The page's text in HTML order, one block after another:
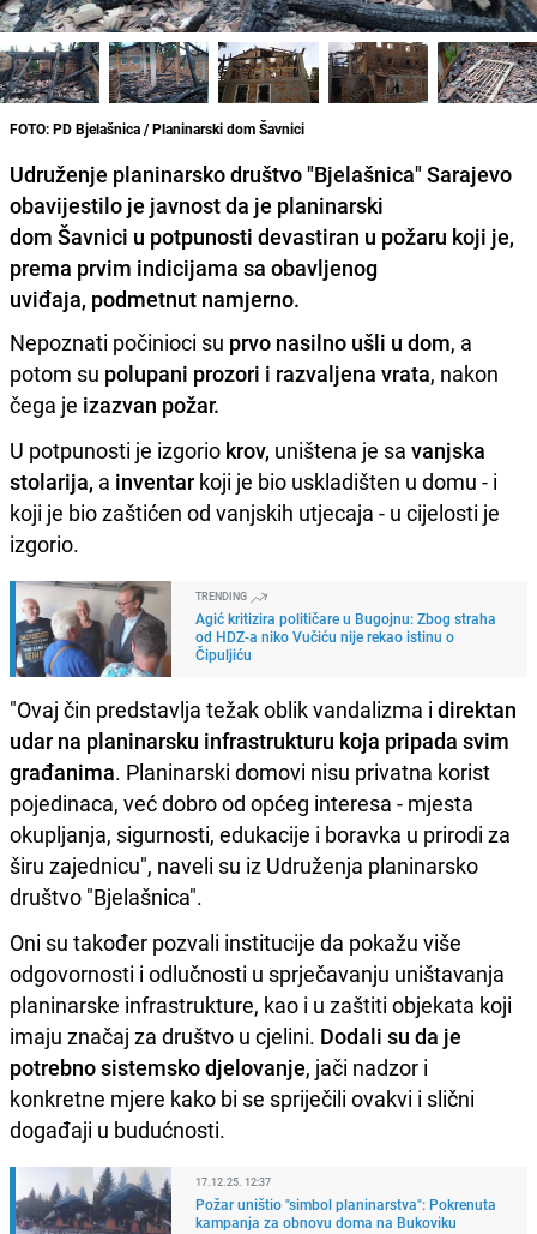
FOTO: PD Bjelašnica / Planinarski dom Šavnici
Udruženje planinarsko društvo "Bjelašnica" Sarajevo
obavijestilo je javnost da je planinarski
dom Šavnici u potpunosti devastiran u požaru koji je,
prema prvim indicijama sa obavljenog
uviđaja, podmetnut namjerno.
Nepoznati počinioci su prvo nasilno ušli u dom, a
potom su polupani prozori i razvaljena vrata, nakon
čega je izazvan požar.
U potpunosti je izgorio krov, uništena je sa vanjska
stolarija, a inventar koji je bio uskladišten u domu - i
koji je bio zaštićen od vanjskih utjecaja - u cijelosti je
izgorio.
TRENDING
Agić kritizira političare u Bugojnu: Zbog straha
od HDZ-a niko Vučiću nije rekao istinu o
Čipuljiću
"Ovaj čin predstavlja težak oblik vandalizma i direktan
udar na planinarsku infrastrukturu koja pripada svim
građanima. Planinarski domovi nisu privatna korist
pojedinaca, već dobro od općeg interesa - mjesta
okupljanja, sigurnosti, edukacije i boravka u prirodi za
širu zajednicu", naveli su iz Udruženja planinarsko
društvo "Bjelašnica".
Oni su također pozvali institucije da pokažu više
odgovornosti i odlučnosti u sprječavanju uništavanja
planinarske infrastrukture, kao i u zaštiti objekata koji
imaju značaj za društvo u cjelini. Dodali su da je
potrebno sistemsko djelovanje, jači nadzor i
konkretne mjere kako bi se spriječili ovakvi i slični
događaji u budućnosti.
17.12.25. 12:37
Požar uništio "simbol planinarstva": Pokrenuta
kampanja za obnovu doma na Bukoviku